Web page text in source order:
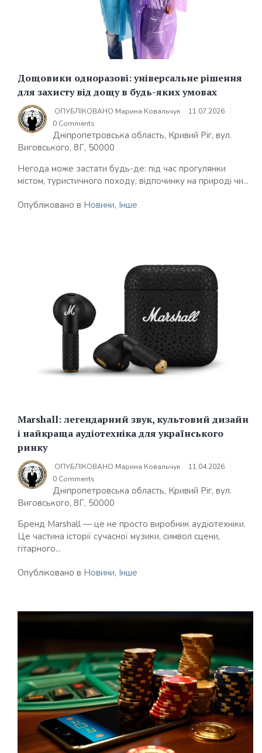
Дощовики одноразові: універсальне рішення
для захисту від дощу в будь-яких умовах
ОПУБЛІКОВАНО Марина Ковальчук
11.07.2026
0 Comments
Дніпропетровська область, Кривий Ріг, вул.
Виговського, 8Г, 50000
Негода може застати будь-де: під час прогулянки
містом, туристичного походу, відпочинку на природі чи...
Опубліковано в Новини, Інше
Marshall: легендарний звук, культовий дизайн
і найкраща аудіотехніка для українського
ринку
ОПУБЛІКОВАНО Марина Ковальчук
11.04.2026
0 Comments
Дніпропетровська область, Кривий Ріг, вул.
Виговського, 8Г, 50000
Бренд Marshall — це не просто виробник аудіотехніки.
Це частина історії сучасної музики, символ сцени,
гітарного...
Опубліковано в Новини, Інше